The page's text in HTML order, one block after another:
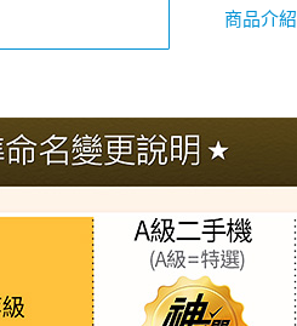
商品介紹